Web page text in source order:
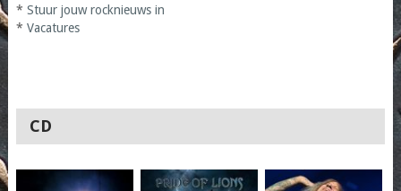
* Stuur jouw rocknieuws in
* Vacatures
CD